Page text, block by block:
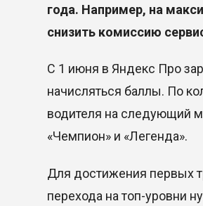
года. Например, на
снизить комиссию
С 1 июня в Яндекс Про
начисляться баллы. По
водителя на следующий
«Чемпион» и «Легенда».
Для достижения первых
перехода на топ-уровни